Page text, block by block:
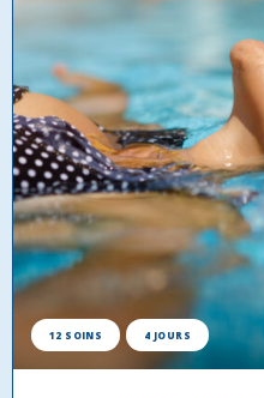
12 SOINS 4 JOURS